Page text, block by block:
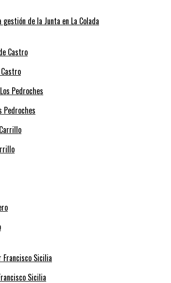
de la Junta en La Colada
Pedroches
Sicilia